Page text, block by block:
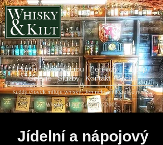
Home Akce v klubuPoukazyE-shop
Galerie
Služby Kontakt Archiv
Každý člověk miluje whisky. Jen někteří to ještě neví...
Whisky Klub | Založeno 2005
Jídelní a nápojový